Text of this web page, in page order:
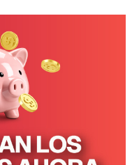
coincidieron al
ropa más que
por el patio, tanto
noches.
“el problema empezó
a llorar mucho. La
que daba al patio y
mucho los